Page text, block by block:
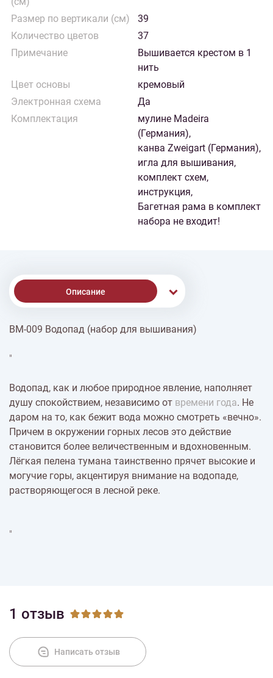
Размер по вертикали (см)
39
Количество цветов
37
Примечание
Вышивается крестом в 1
нить
Цвет основы
кремовый
Электронная схема
Да
Комплектация
мулине Madeira
(Германия),
канва Zweigart (Германия),
игла для вышивания,
комплект схем,
инструкция,
Багетная рама в комплект
набора не входит!
Описание
Доставка
ВМ-009 Водопад (набор для вышивания)
"
Водопад, как и любое природное явление, наполняет
душу спокойствием, независимо от времени года. Не
даром на то, как бежит вода можно смотреть «вечно».
Причем в окружении горных лесов это действие
становится более величественным и вдохновенным.
Лёгкая пелена тумана таинственно прячет высокие и
могучие горы, акцентируя внимание на водопаде,
растворяющегося в лесной реке.
"
1 отзыв
Написать отзыв